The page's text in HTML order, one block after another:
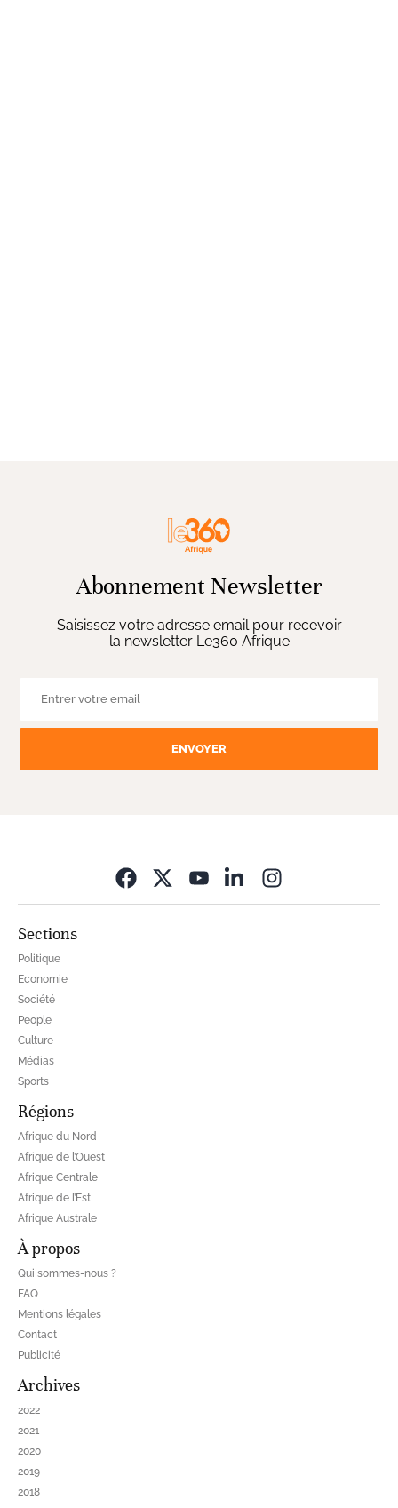
Abonnement Newsletter
Saisissez votre adresse email pour recevoir
la newsletter Le360 Afrique
ENVOYER
Sections
Politique
Economie
Société
People
Culture
Médias
Sports
Régions
Afrique du Nord
Afrique de l’Ouest
Afrique Centrale
Afrique de l’Est
Afrique Australe
À propos
Qui sommes-nous ?
FAQ
Mentions légales
Contact
Publicité
Archives
2022
2021
2020
2019
2018